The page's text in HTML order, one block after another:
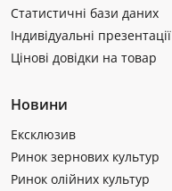
Статистичні бази даних
Індивідуальні презентації
Цінові довідки на товар
Новини
Ексклюзив
Ринок зернових культур
Ринок олійних культур